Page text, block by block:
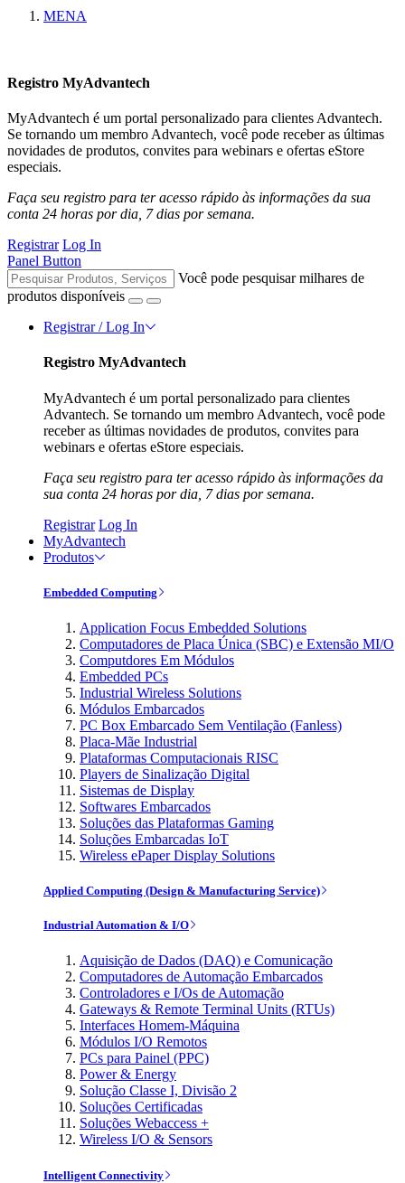
MENA
Registro MyAdvantech
MyAdvantech é um portal personalizado para clientes Advantech.
Se tornando um membro Advantech, você pode receber as últimas
novidades de produtos, convites para webinars e ofertas eStore
especiais.
Faça seu registro para ter acesso rápido às informações da sua
conta 24 horas por dia, 7 dias por semana.
Registrar Log In
Panel Button
Você pode pesquisar milhares de
produtos disponíveis
Registrar / Log In
Registro MyAdvantech
MyAdvantech é um portal personalizado para clientes
Advantech. Se tornando um membro Advantech, você pode
receber as últimas novidades de produtos, convites para
webinars e ofertas eStore especiais.
Faça seu registro para ter acesso rápido às informações da
sua conta 24 horas por dia, 7 dias por semana.
Registrar Log In
MyAdvantech
Produtos
Embedded Computing
Application Focus Embedded Solutions
Computadores de Placa Única (SBC) e Extensão MI/O
Computdores Em Módulos
Embedded PCs
Industrial Wireless Solutions
Módulos Embarcados
PC Box Embarcado Sem Ventilação (Fanless)
Placa-Mãe Industrial
Plataformas Computacionais RISC
Players de Sinalização Digital
Sistemas de Display
Softwares Embarcados
Soluções das Plataformas Gaming
Soluções Embarcadas IoT
Wireless ePaper Display Solutions
Applied Computing (Design & Manufacturing Service)
Industrial Automation & I/O
Aquisição de Dados (DAQ) e Comunicação
Computadores de Automação Embarcados
Controladores e I/Os de Automação
Gateways & Remote Terminal Units (RTUs)
Interfaces Homem-Máquina
Módulos I/O Remotos
PCs para Painel (PPC)
Power & Energy
Solução Classe I, Divisão 2
Soluções Certificadas
Soluções Webaccess +
Wireless I/O & Sensors
Intelligent Connectivity